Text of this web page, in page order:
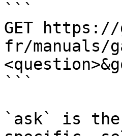
```
GET
fr/manuals/
```
`ask` is the